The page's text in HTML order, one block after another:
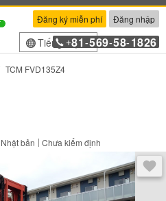
Đăng ký miễn phí Đăng nhập
Tiếng Việt
+81 -569-58-1826
TCM FVD135Z4
bản Chưa kiểm định